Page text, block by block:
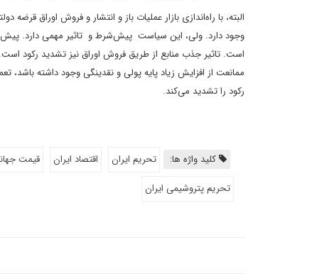
البته، با راه‌اندازی بازار عملیات باز و انتشار و فروش اوراق
است. تاثیر جذب منابع از طریق فروش اوراق نیز تشدید رکود
ممانعت از افزایش زیاد پایه پولی و نقدینگی وجود داشته
رکود را تشدید می‌کند.
کلید واژه ها: تحریم ایران اقتصاد ایران قیمت
تحریم پتروشیمی ایران